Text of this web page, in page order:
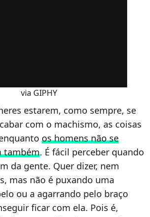
via GIPHY
estarem, como sempre, se
com o machismo, as coisas
os homens não se
também. É fácil perceber quando
da gente. Quer dizer, nem
mas não é puxando uma
ou a agarrando pelo braço
ficar com ela. Pois é,